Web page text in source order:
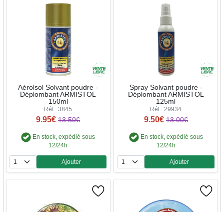
Aérolsol Solvant poudre -
Déplombant ARMISTOL
150ml
Réf : 3845
9.95€ 13.50€
En stock, expédié sous
12/24h
Quantité
Ajouter
Spray Solvant poudre -
Déplombant ARMISTOL
125ml
Réf : 29934
9.50€ 13.00€
En stock, expédié sous
12/24h
Quantité
Ajouter